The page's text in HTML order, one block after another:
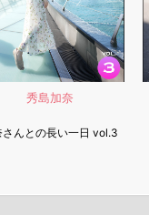
秀島加奈
さんとの長い一日 vol.3